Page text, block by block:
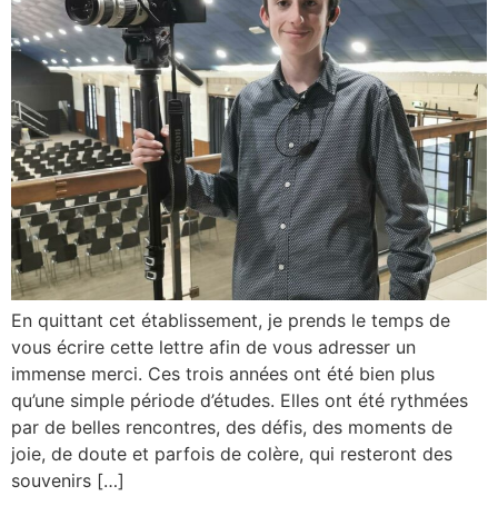
En quittant cet établissement, je prends le temps de
vous écrire cette lettre afin de vous adresser un
immense merci. Ces trois années ont été bien plus
qu’une simple période d’études. Elles ont été rythmées
par de belles rencontres, des défis, des moments de
joie, de doute et parfois de colère, qui resteront des
souvenirs […]